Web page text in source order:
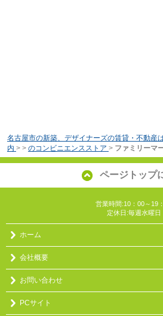
名古屋市の新築、デザイナーズの賃貸・不動産
内 > > のコンビニエンスストア > ファミリーマ
ページトップ
営業時間:10：00～19
定休日:毎週水曜日
ホーム
会社概要
お問い合わせ
PCサイト